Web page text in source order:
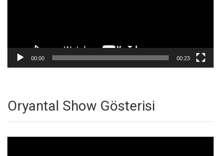
00:00 00:23
Oryantal Show Gösterisi